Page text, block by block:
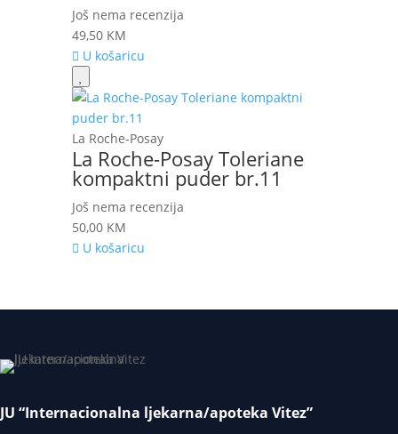
Još nema recenzija
49,50 KM
U košaricu
La Roche-Posay
La Roche-Posay Toleriane
kompaktni puder br.11
Još nema recenzija
50,00 KM
U košaricu
JU “Internacionalna ljekarna/apoteka Vitez”